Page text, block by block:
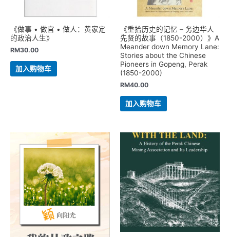
《做事 • 做官 • 做人：黄家定
的政治人生》
RM30.00
加入购物车
《重拾历史的记忆 – 务边华人
先贤的故事（1850-2000）》A
Meander down Memory Lane:
Stories about the Chinese
Pioneers in Gopeng, Perak
(1850-2000)
RM40.00
加入购物车